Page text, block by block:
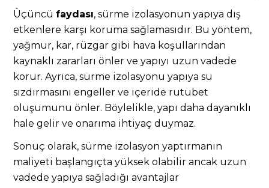
Üçüncüfaydası, sürme izolasyonun yapıya dış
etkenlere karşı koruma sağlamasıdır. Bu yöntem,
yağmur, kar, rüzgar gibi hava koşullarından
kaynaklı zararları önler ve yapıyı uzun vadede
korur. Ayrıca, sürme izolasyonu yapıya su
sızdırmasını engeller ve içeride rutubet
oluşumunu önler. Böylelikle, yapı daha dayanıklı
hale gelir ve onarıma ihtiyaç duymaz.
Sonuç olarak, sürme izolasyon yaptırmanın
maliyeti başlangıçta yüksek olabilir ancak uzun
vadede yapıya sağladığı avantajlar